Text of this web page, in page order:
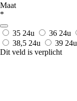
Maat
*
35 24u 36 24u
38,5 24u 39 24u
Dit veld is verplicht